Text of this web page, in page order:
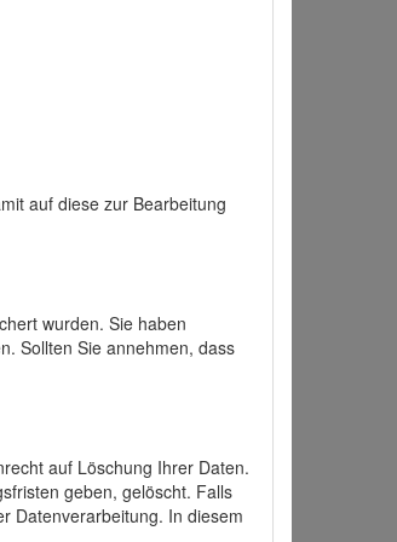
auf diese zur Bearbeitung
wurden. Sie haben
Sollten Sie annehmen, dass
auf Löschung Ihrer Daten.
geben, gelöscht. Falls
Datenverarbeitung. In diesem